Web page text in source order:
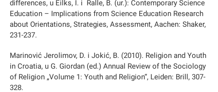
differences, u Eilks, I. i Ralle, B. (ur.): Contemporary Science
Education – Implications from Science Education Research
about Orientations, Strategies, Assessment, Aachen: Shaker,
231-237.
Marinović Jerolimov, D. i Jokić, B. (2010). Religion and Youth
in Croatia, u G. Giordan (ed.) Annual Review of the Sociology
of Religion „Volume 1: Youth and Religion“, Leiden: Brill, 307-
328.